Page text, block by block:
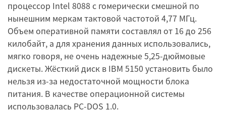
процессор Intel 8088 с гомерически смешной по
нынешним меркам тактовой частотой 4,77 МГц.
Объем оперативной памяти составлял от 16 до 256
килобайт, а для хранения данных использовались,
мягко говоря, не очень надежные 5,25-дюймовые
дискеты. Жёсткий диск в IBM 5150 установить было
нельзя из-за недостаточной мощности блока
питания. В качестве операционной системы
использовалась PC-DOS 1.0.